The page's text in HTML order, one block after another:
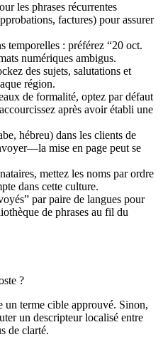
les phrases récurrentes
factures) pour assurer
temporelles : préférez “20 oct.
numériques ambigus.
des sujets, salutations et
région.
de formalité, optez par défaut
après avoir établi une
hébreu) dans les clients de
mise en page peut se
mettez les noms par ordre
dans cette culture.
par paire de langues pour
de phrases au fil du
?
un terme cible approuvé. Sinon,
un descripteur localisé entre
de clarté.